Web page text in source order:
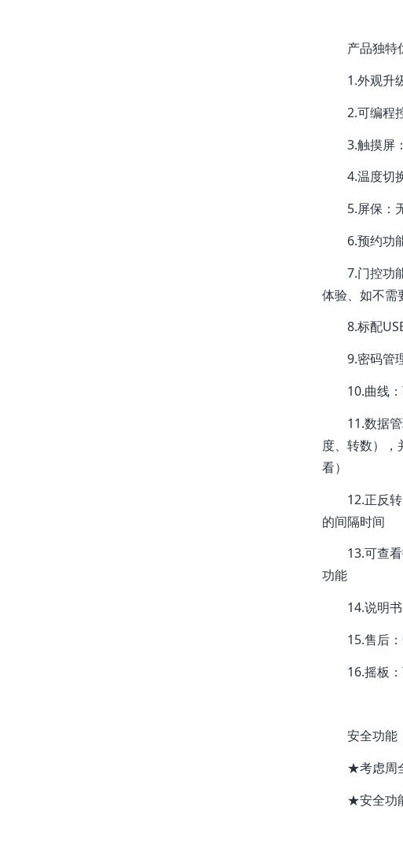
产品独特
1.外观升
2.可编程
3.触摸屏
4.温度切
5.屏保：
6.预约功
7.门控功
体验、如不需
8.标配
9.密码管
10.曲线
11.数据
度、转数），
看）
12.正反
的间隔时间
13.可查
功能
14.说明
15.售后
16.摇板
安全功能
★考虑周
★安全功